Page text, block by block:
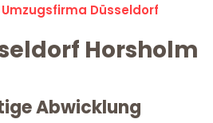
Düsseldorf
Horsholm
Abwicklung